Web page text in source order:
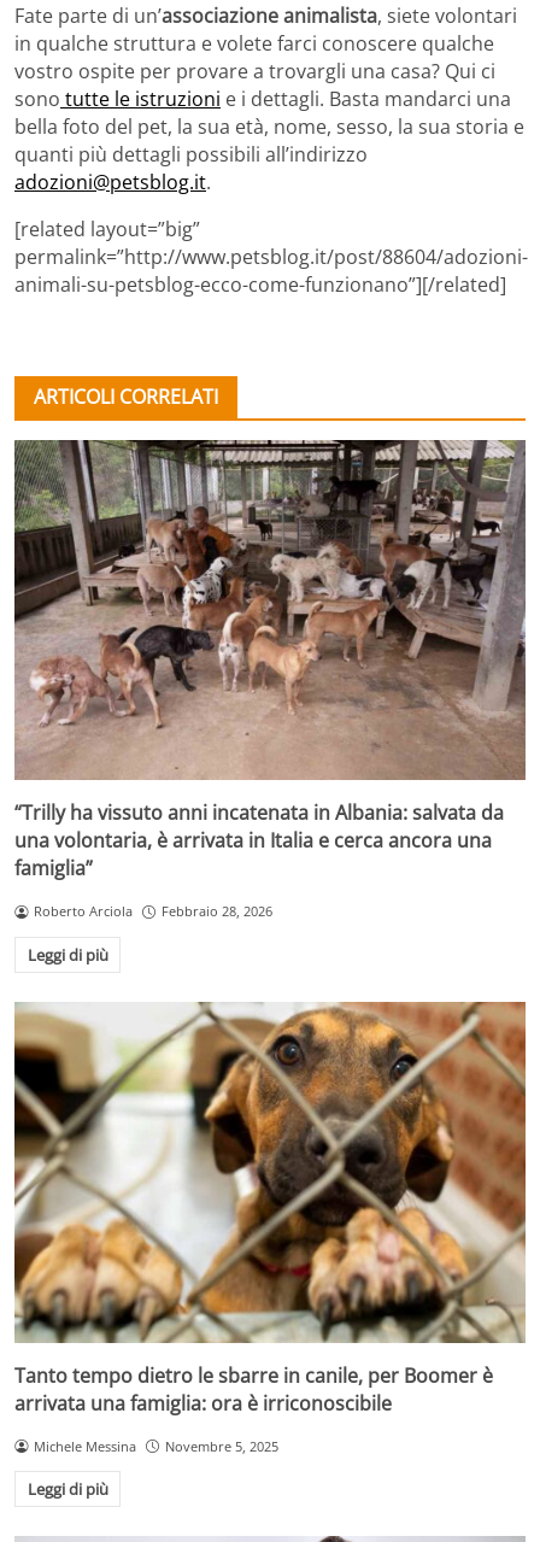
Fate parte di un’associazione animalista, siete volontari
in qualche struttura e volete farci conoscere qualche
vostro ospite per provare a trovargli una casa? Qui ci
sono tutte le istruzioni e i dettagli. Basta mandarci una
bella foto del pet, la sua età, nome, sesso, la sua storia e
quanti più dettagli possibili all’indirizzo
adozioni@petsblog.it.
[related layout=”big”
permalink=”http://www.petsblog.it/post/88604/adozioni-
animali-su-petsblog-ecco-come-funzionano”][/related]
ARTICOLI CORRELATI
“Trilly ha vissuto anni incatenata in Albania: salvata da
una volontaria, è arrivata in Italia e cerca ancora una
famiglia”
Roberto Arciola Febbraio 28, 2026
Leggi di più
Tanto tempo dietro le sbarre in canile, per Boomer è
arrivata una famiglia: ora è irriconoscibile
Michele Messina Novembre 5, 2025
Leggi di più